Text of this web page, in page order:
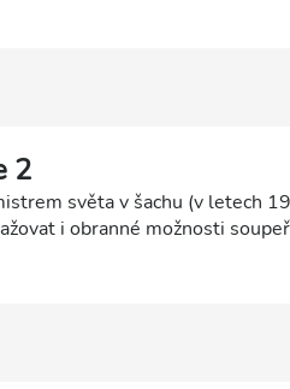
2
světa v šachu (v letech
i obranné možnosti